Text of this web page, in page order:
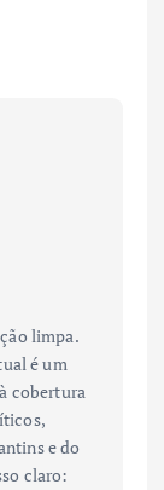
limpa.
é um
cobertura
e do
claro: